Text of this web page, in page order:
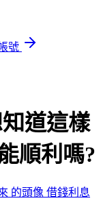
號
道這樣
順利嗎?
借錢利息